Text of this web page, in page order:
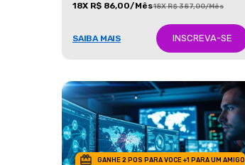
18X R$ 86,00/Mês18X R$ 387,00/Mês
SAIBA MAIS INSCREVA-SE
GANHE 2 POS PARA VOCE +1 PARA UM AMIGO